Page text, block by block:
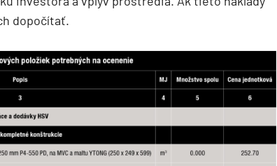
dopočítať.